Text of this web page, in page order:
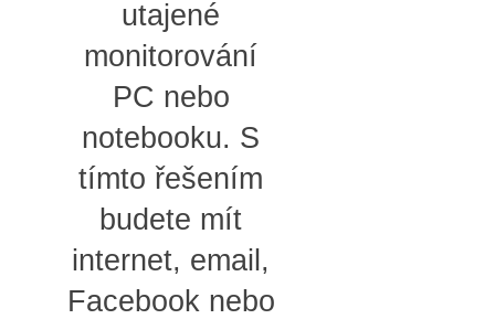
utajené
monitorování
PC nebo
notebooku. S
tímto řešením
budete mít
internet, email,
Facebook nebo